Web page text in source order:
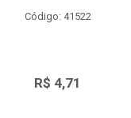
Código: 41522
R$ 4,71